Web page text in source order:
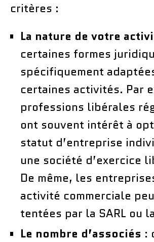
critères :
La nature de votre
certaines formes
spécifiquement
certaines activités. Par
professions libérales
ont souvent intérêt à
statut d’entreprise
une société d’exercice
De même, les
activité commerciale
tentées par la SARL ou
Le nombre d’associés :